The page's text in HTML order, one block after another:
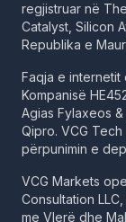
regjistruar në
Catalyst, Silicon
Republika e
Faqja e internetit
Kompanisë
Agias Fylaxeos &
Qipro. VCG
përpunimin e
VCG Markets
Consultation
me Vlerë dhe